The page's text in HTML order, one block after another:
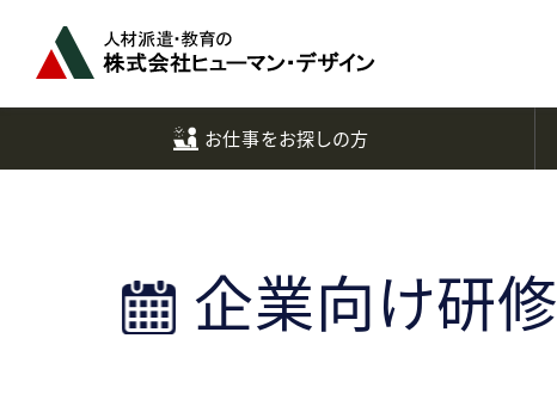
お仕事をお探しの方
企業向け研修
へ